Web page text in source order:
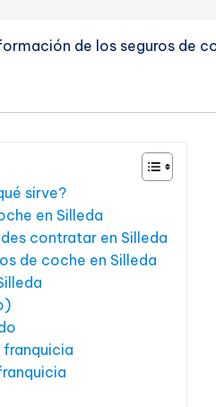
de los seguros de
sirve?
en Silleda
contratar en Silleda
de coche en Silleda